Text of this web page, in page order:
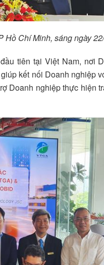
Hồ Chí Minh, sáng ngày
tiên tại Việt Nam, nơi
kết nối Doanh nghiệp
Doanh nghiệp thực hiện